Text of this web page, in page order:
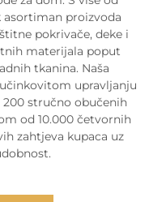
asortiman proizvoda
pokrivače, deke i
materijala poput
tkanina. Naša
upravljanju
200 stručno obučenih
od 10.000 četvornih
zahtjeva kupaca uz